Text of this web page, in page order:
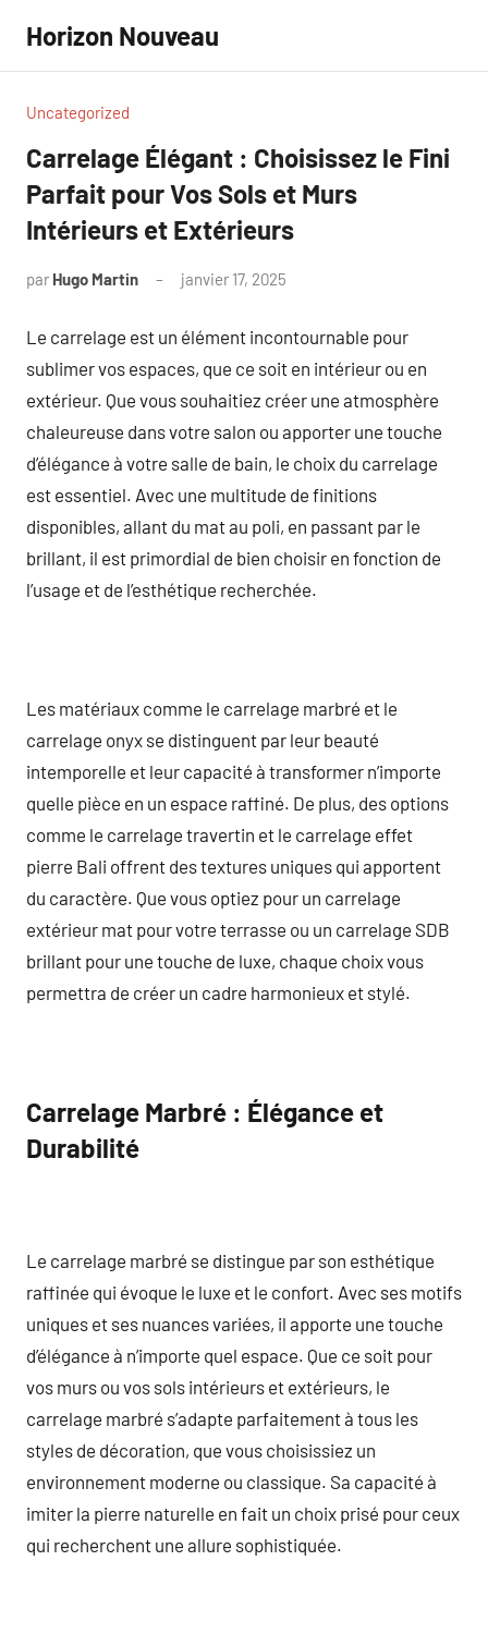
contenu
Horizon Nouveau
Uncategorized
Carrelage Élégant : Choisissez le Fini
Parfait pour Vos Sols et Murs
Intérieurs et Extérieurs
par Hugo Martin janvier 17, 2025
Le carrelage est un élément incontournable pour
sublimer vos espaces, que ce soit en intérieur ou en
extérieur. Que vous souhaitiez créer une atmosphère
chaleureuse dans votre salon ou apporter une touche
d’élégance à votre salle de bain, le choix du carrelage
est essentiel. Avec une multitude de finitions
disponibles, allant du mat au poli, en passant par le
brillant, il est primordial de bien choisir en fonction de
l’usage et de l’esthétique recherchée.
Les matériaux comme le carrelage marbré et le
carrelage onyx se distinguent par leur beauté
intemporelle et leur capacité à transformer n’importe
quelle pièce en un espace raffiné. De plus, des options
comme le carrelage travertin et le carrelage effet
pierre Bali offrent des textures uniques qui apportent
du caractère. Que vous optiez pour un carrelage
extérieur mat pour votre terrasse ou un carrelage SDB
brillant pour une touche de luxe, chaque choix vous
permettra de créer un cadre harmonieux et stylé.
Carrelage Marbré : Élégance et
Durabilité
Le carrelage marbré se distingue par son esthétique
raffinée qui évoque le luxe et le confort. Avec ses motifs
uniques et ses nuances variées, il apporte une touche
d’élégance à n’importe quel espace. Que ce soit pour
vos murs ou vos sols intérieurs et extérieurs, le
carrelage marbré s’adapte parfaitement à tous les
styles de décoration, que vous choisissiez un
environnement moderne ou classique. Sa capacité à
imiter la pierre naturelle en fait un choix prisé pour ceux
qui recherchent une allure sophistiquée.